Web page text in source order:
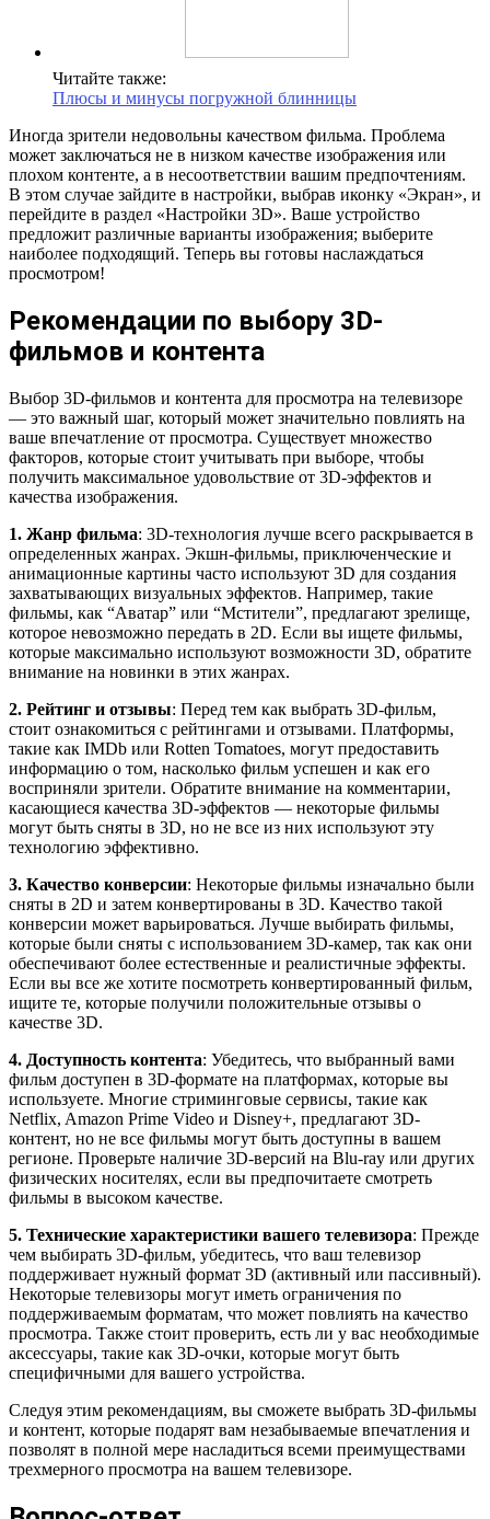
Читайте также:
Плюсы и минусы погружной блинницы
Иногда зрители недовольны качеством фильма. Проблема
может заключаться не в низком качестве изображения или
плохом контенте, а в несоответствии вашим предпочтениям.
В этом случае зайдите в настройки, выбрав иконку «Экран», и
перейдите в раздел «Настройки 3D». Ваше устройство
предложит различные варианты изображения; выберите
наиболее подходящий. Теперь вы готовы наслаждаться
просмотром!
Рекомендации по выбору 3D-
фильмов и контента
Выбор 3D-фильмов и контента для просмотра на телевизоре
— это важный шаг, который может значительно повлиять на
ваше впечатление от просмотра. Существует множество
факторов, которые стоит учитывать при выборе, чтобы
получить максимальное удовольствие от 3D-эффектов и
качества изображения.
1. Жанр фильма: 3D-технология лучше всего раскрывается в
определенных жанрах. Экшн-фильмы, приключенческие и
анимационные картины часто используют 3D для создания
захватывающих визуальных эффектов. Например, такие
фильмы, как “Аватар” или “Мстители”, предлагают зрелище,
которое невозможно передать в 2D. Если вы ищете фильмы,
которые максимально используют возможности 3D, обратите
внимание на новинки в этих жанрах.
2. Рейтинг и отзывы: Перед тем как выбрать 3D-фильм,
стоит ознакомиться с рейтингами и отзывами. Платформы,
такие как IMDb или Rotten Tomatoes, могут предоставить
информацию о том, насколько фильм успешен и как его
восприняли зрители. Обратите внимание на комментарии,
касающиеся качества 3D-эффектов — некоторые фильмы
могут быть сняты в 3D, но не все из них используют эту
технологию эффективно.
3. Качество конверсии: Некоторые фильмы изначально были
сняты в 2D и затем конвертированы в 3D. Качество такой
конверсии может варьироваться. Лучше выбирать фильмы,
которые были сняты с использованием 3D-камер, так как они
обеспечивают более естественные и реалистичные эффекты.
Если вы все же хотите посмотреть конвертированный фильм,
ищите те, которые получили положительные отзывы о
качестве 3D.
4. Доступность контента: Убедитесь, что выбранный вами
фильм доступен в 3D-формате на платформах, которые вы
используете. Многие стриминговые сервисы, такие как
Netflix, Amazon Prime Video и Disney+, предлагают 3D-
контент, но не все фильмы могут быть доступны в вашем
регионе. Проверьте наличие 3D-версий на Blu-ray или других
физических носителях, если вы предпочитаете смотреть
фильмы в высоком качестве.
5. Технические характеристики вашего телевизора: Прежде
чем выбирать 3D-фильм, убедитесь, что ваш телевизор
поддерживает нужный формат 3D (активный или пассивный).
Некоторые телевизоры могут иметь ограничения по
поддерживаемым форматам, что может повлиять на качество
просмотра. Также стоит проверить, есть ли у вас необходимые
аксессуары, такие как 3D-очки, которые могут быть
специфичными для вашего устройства.
Следуя этим рекомендациям, вы сможете выбрать 3D-фильмы
и контент, которые подарят вам незабываемые впечатления и
позволят в полной мере насладиться всеми преимуществами
трехмерного просмотра на вашем телевизоре.